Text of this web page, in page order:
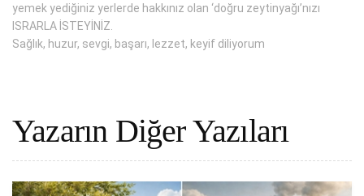
yemek yediğiniz yerlerde hakkınız olan ‘doğru zeytinyağı’nızı
ISRARLA İSTEYİNİZ.
Sağlık, huzur, sevgi, başarı, lezzet, keyif diliyorum
Yazarın Diğer Yazıları